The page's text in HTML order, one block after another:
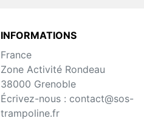
INFORMATIONS
France
Zone Activité Rondeau
38000 Grenoble
Écrivez-nous : contact@sos-
trampoline.fr